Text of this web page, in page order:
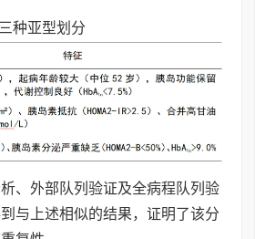
种亚型划分
、外部队列验证及全病程队列验
与上述相似的结果，证明了该分